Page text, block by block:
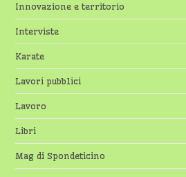
Innovazione e territorio
Interviste
Karate
Lavori pubblici
Lavoro
Libri
Mag di Spondeticino